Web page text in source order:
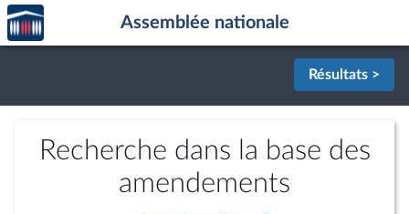
Aller au contenu
Aller en bas de la page
Accèder
à la
page
Assemblée nationale
Résultats >
Recherche dans la base des
amendements